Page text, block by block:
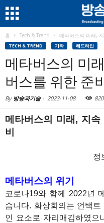
홈 Tech & Trend 메타버스의 미래,
TECH & TREND 기타 헤드라인
메타버스의 미
버스를 위한 준
By 방송과기술- 2023-11-08 820
메타버스의 미래, 지
비
정
메타버스의 위기
코로나19와 함께 2022년
습니다. 화상회의는 언택
인 요소로 자리매김하였으